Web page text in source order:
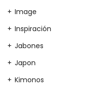
Image
Inspiración
Jabones
Japon
Kimonos